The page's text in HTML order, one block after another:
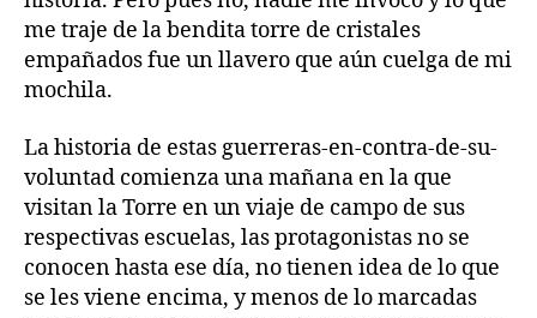
me traje de la bendita torre de cristales
empañados fue un llavero que aún cuelga de mi
mochila.
La historia de estas guerreras-en-contra-de-su-
voluntad comienza una mañana en la que
visitan la Torre en un viaje de campo de sus
respectivas escuelas, las protagonistas no se
conocen hasta ese día, no tienen idea de lo que
se les viene encima, y menos de lo marcadas